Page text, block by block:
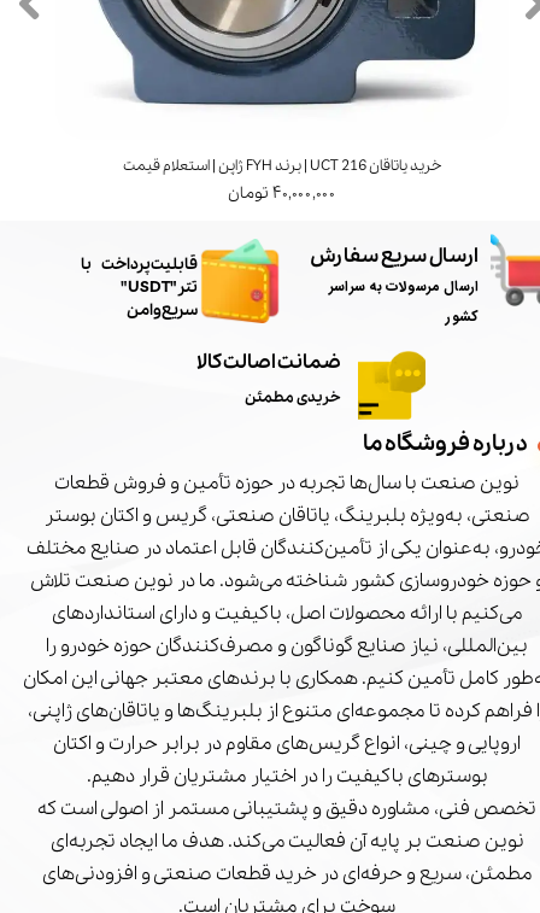
خرید یاتاقان UCT 216 | برند FYH ژاپن | استعلام قیمت
۴۰,۰۰۰,۰۰۰ تومان
ارسال سریع سفارش
ارسال مرسولات به سراسر
کشور
ضمانت اصالت کالا
خریدی مطمئن
درباره فروشگاه ما
نوین صنعت با سال‌ها تجربه در حوزه تأمین و فروش قطعات
صنعتی، به‌ویژه بلبرینگ، یاتاقان صنعتی، گریس و اکتان بوستر
به‌عنوان یکی از تأمین‌کنندگان قابل اعتماد در صنایع مختلف
حوزه خودروسازی کشور شناخته می‌شود. ما در نوین صنعت تلاش
می‌کنیم با ارائه محصولات اصل، باکیفیت و دارای استانداردهای
بین‌المللی، نیاز صنایع گوناگون و مصرف‌کنندگان حوزه خودرو را
کامل تأمین کنیم. همکاری با برندهای معتبر جهانی این امکان
فراهم کرده تا مجموعه‌ای متنوع از بلبرینگ‌ها و یاتاقان‌های ژاپنی،
اروپایی و چینی، انواع گریس‌های مقاوم در برابر حرارت و اکتان
بوسترهای باکیفیت را در اختیار مشتریان قرار دهیم.
تخصص فنی، مشاوره دقیق و پشتیبانی مستمر از اصولی است که
نوین صنعت بر پایه آن فعالیت می‌کند. هدف ما ایجاد تجربه‌ای
مطمئن، سریع و حرفه‌ای در خرید قطعات صنعتی و افزودنی‌های
سوخت برای مشتریان است.
​قابلیت پرداخت با
تتر"USDT"
سریع و امن